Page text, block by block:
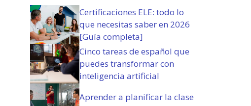
)
i
o
n
e
s
(
O
b
l
i
Certificaciones ELE: todo lo
que necesitas saber en 2026
[Guía completa]
Cinco tareas de español que
puedes transformar con
inteligencia artificial
Aprender a planificar la clase